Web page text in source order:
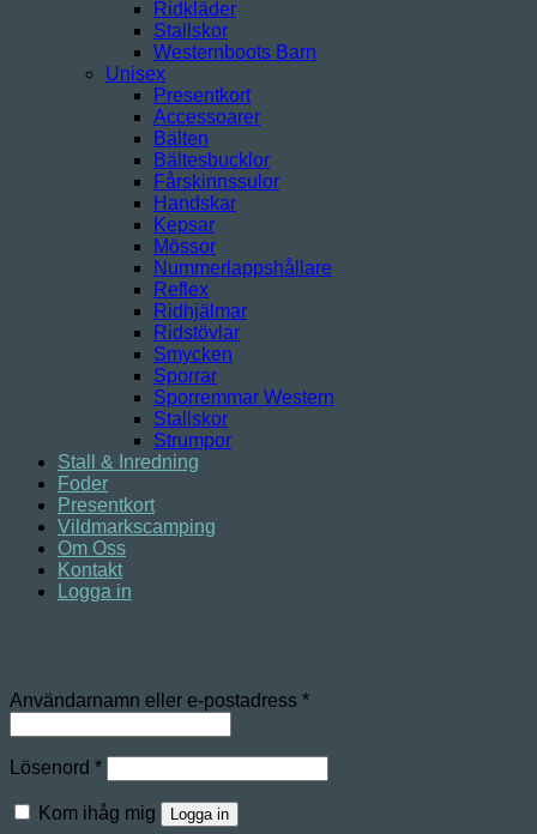
Ridkläder
Stallskor
Westernboots Barn
Unisex
Presentkort
Accessoarer
Bälten
Bältesbucklor
Fårskinnssulor
Handskar
Kepsar
Mössor
Nummerlappshållare
Reflex
Ridhjälmar
Ridstövlar
Smycken
Sporrar
Sporremmar Western
Stallskor
Strumpor
Stall & Inredning
Foder
Presentkort
Vildmarkscamping
Om Oss
Kontakt
Logga in
Användarnamn eller e-postadress *Obligatoriskt
Lösenord *Obligatoriskt
Kom ihåg mig Logga in